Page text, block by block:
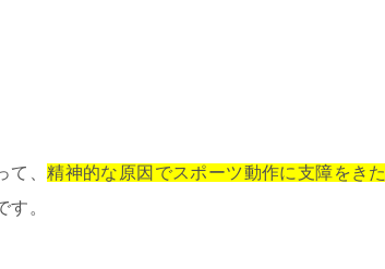
て、精神的な原因でスポーツ動作に支障をきた
す。